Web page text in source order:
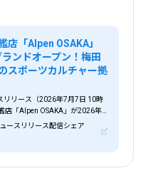
店「Alpen OSAKA」
ンドオープン！梅田
スポーツカルチャー拠
リリース（2026年7月7日 10時
店「Alpen OSAKA」が2026年8
田茶屋町に関西最大のスポーツ
ースリリース配信シェア